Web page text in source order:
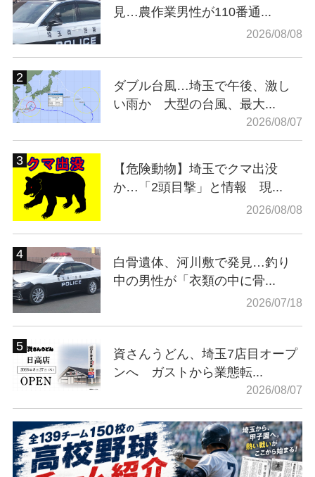
見…農作業男性が110番通...
2026/08/08
ダブル台風…埼玉で午後、激し
い雨か 大型の台風、最大...
2026/08/07
【危険動物】埼玉でクマ出没
か…「2頭目撃」と情報 現...
2026/08/08
白骨遺体、河川敷で発見…釣り
中の男性が「衣類の中に骨...
2026/07/18
資さんうどん、埼玉7店目オープ
ンへ ガストから業態転...
2026/08/07